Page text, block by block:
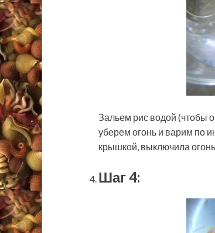
Зальем рис водой (чтобы
уберем огонь и варим по
крышкой, выключила
Шаг 4: